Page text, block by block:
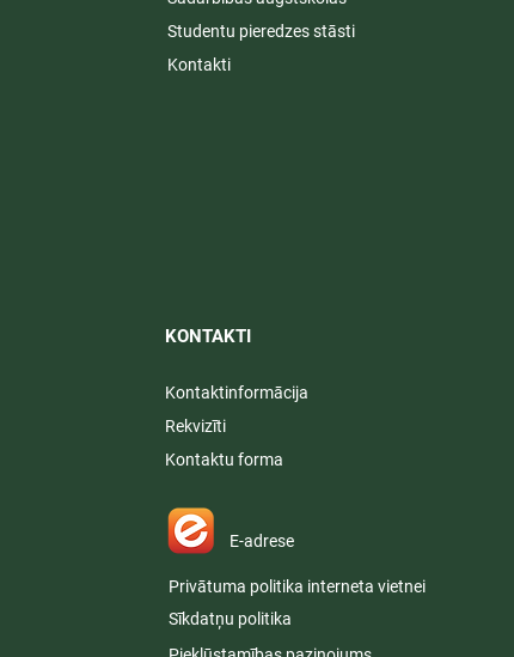
Studentu pieredzes stāsti
Kontakti
KONTAKTI​
Kontaktinformācija
Rekvizīti
Kontaktu forma
E-adrese
Privātuma politika interneta vietnei
Sīkdatņu politika